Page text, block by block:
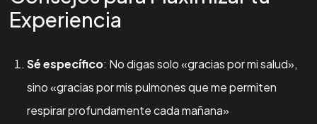
Experiencia
Sé específico: No digas solo «gracias por mi salud»,
sino «gracias por mis pulmones que me permiten
respirar profundamente cada mañana»